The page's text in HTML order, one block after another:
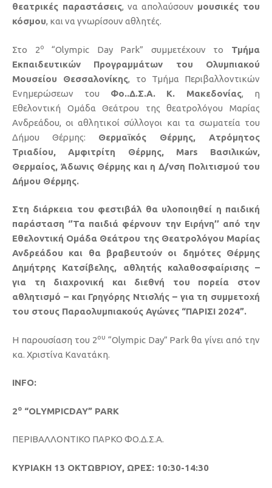
θεατρικές παραστάσεις, να απολαύσουν μουσικές του
κόσμου, και να γνωρίσουν αθλητές.
Στο 2ο “Olympic Day Park” συμμετέχουν το Τμήμα
Εκπαιδευτικών Προγραμμάτων του Ολυμπιακού
Μουσείου Θεσσαλονίκης, το Τμήμα Περιβαλλοντικών
Ενημερώσεων του Φο..Δ.Σ.Α. Κ. Μακεδονίας, η
Εθελοντική Ομάδα Θεάτρου της θεατρολόγου Μαρίας
Ανδρεάδου, οι αθλητικοί σύλλογοι και τα σωματεία του
Δήμου Θέρμης: Θερμαϊκός Θέρμης, Ατρόμητος
Τριαδίου, Αμφιτρίτη Θέρμης, Mars Βασιλικών,
Θερμαίος, Άδωνις Θέρμης και η Δ/νση Πολιτισμού του
Δήμου Θέρμης.
Στη διάρκεια του φεστιβάλ θα υλοποιηθεί η παιδική
παράσταση ‘’Τα παιδιά φέρνουν την Ειρήνη’’ από την
Εθελοντική Ομάδα Θεάτρου της Θεατρολόγου Μαρίας
Ανδρεάδου και θα βραβευτούν οι δημότες Θέρμης
Δημήτρης Κατσίβελης, αθλητής καλαθοσφαίρισης –
για τη διαχρονική και διεθνή του πορεία στον
αθλητισμό – και Γρηγόρης Ντισλής – για τη συμμετοχή
του στους Παραολυμπιακούς Αγώνες “ΠΑΡΙΣΙ 2024”.
Η παρουσίαση του 2ου “Olympic Day” Park θα γίνει από την
κα. Χριστίνα Κανατάκη.
INFO:
2ο “OLYMPICDAY” PARK
ΠΕΡΙΒΑΛΛΟΝΤΙΚΟ ΠΑΡΚΟ ΦΟ.Δ.Σ.Α.
ΚΥΡΙΑΚΗ 13 ΟΚΤΩΒΡΙΟΥ, ΩΡΕΣ: 10:30-14:30